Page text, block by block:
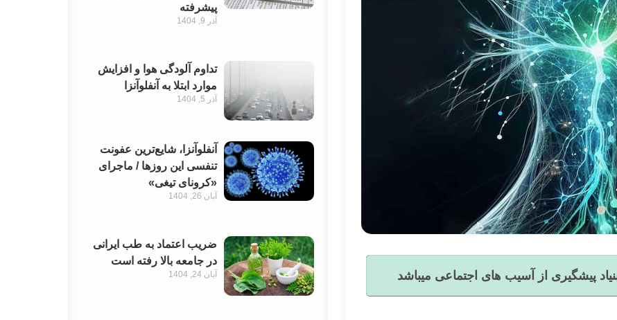
پیشگیری از آسیب های اجتماعی میباشد
پیشرفته
آذر 9, 1404
تداوم آلودگی هوا و افزایش
موارد ابتلا به آنفلوآنزا
آذر 5, 1404
آنفلوآنزا، شایع‌ترین عفونت
تنفسی این روزها / ماجرای
«کرونای تیغی»
آبان 26, 1404
ضریب اعتماد به طب ایرانی
در جامعه بالا رفته است
آبان 24, 1404